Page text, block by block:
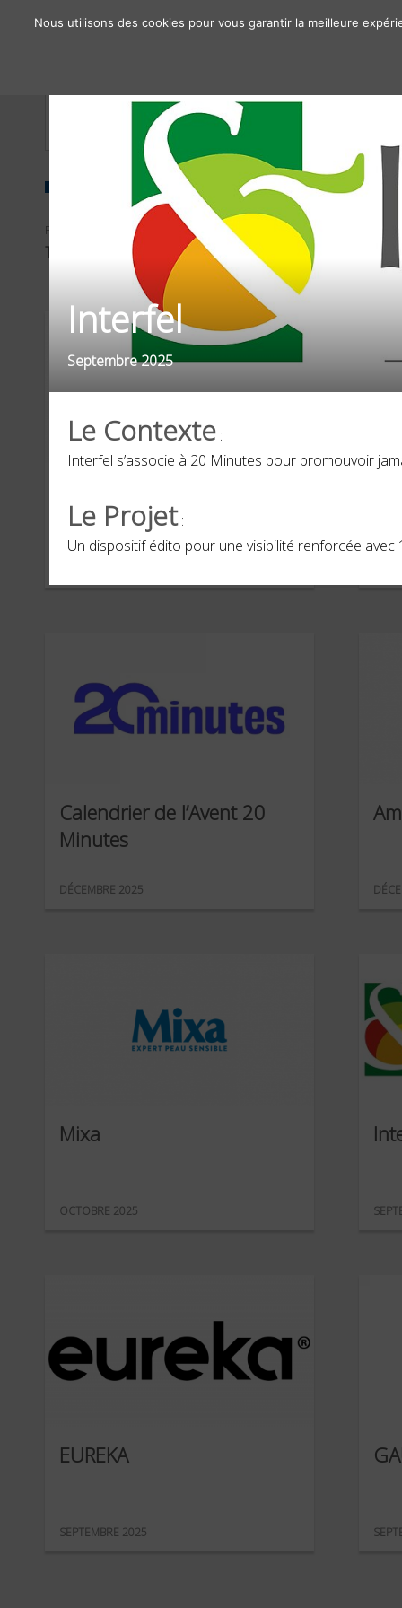
À propos Chiffres clés
FILTRER PAR
TYPE D'OPÉRATIONS
FILTRER PAR
SECTEURS D'ACTIVITÉS
Calendrier de l’Avent 20
Minutes
DÉCEMBRE 2025
Mixa
OCTOBRE 2025
Interfel
Septembre 2025
Le Contexte :
Interfel s’associe à 20 Minutes pour promouvoir
Le Projet:
Un dispositif édito pour une visibilité renforcée
EUREKA
SEPTEMBRE 2025
Nous utilisons des cookies pour vous garantir la meilleure